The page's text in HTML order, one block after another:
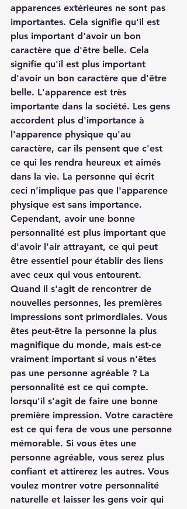
apparences extérieures ne sont pas
importantes. Cela signifie qu'il est
plus important d'avoir un bon
caractère que d'être belle. Cela
signifie qu'il est plus important
d'avoir un bon caractère que d'être
belle. L'apparence est très
importante dans la société. Les gens
accordent plus d'importance à
l'apparence physique qu'au
caractère, car ils pensent que c'est
ce qui les rendra heureux et aimés
dans la vie. La personne qui écrit
ceci n'implique pas que l'apparence
physique est sans importance.
Cependant, avoir une bonne
personnalité est plus important que
d'avoir l'air attrayant, ce qui peut
être essentiel pour établir des liens
avec ceux qui vous entourent.
Quand il s'agit de rencontrer de
nouvelles personnes, les premières
impressions sont primordiales. Vous
êtes peut-être la personne la plus
magnifique du monde, mais est-ce
vraiment important si vous n'êtes
pas une personne agréable ? La
personnalité est ce qui compte.
lorsqu'il s'agit de faire une bonne
première impression. Votre caractère
est ce qui fera de vous une personne
mémorable. Si vous êtes une
personne agréable, vous serez plus
confiant et attirerez les autres. Vous
voulez montrer votre personnalité
naturelle et laisser les gens voir qui